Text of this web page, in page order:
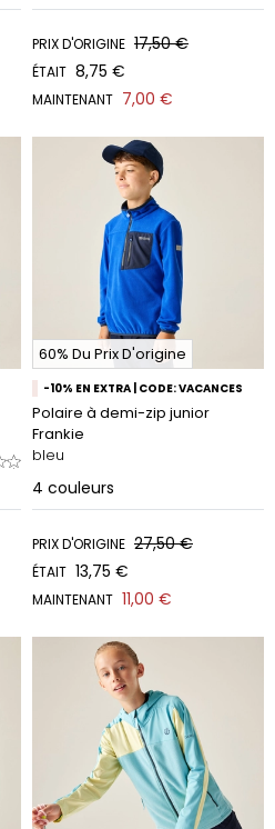
PRIX D'ORIGINE 17,50 €
ÉTAIT 8,75 €
MAINTENANT 7,00 €
60% Du Prix D'origine
-10% EN EXTRA | CODE: VACANCES
Polaire à demi-zip junior
Frankie
bleu
4 couleurs
PRIX D'ORIGINE 27,50 €
ÉTAIT 13,75 €
MAINTENANT 11,00 €